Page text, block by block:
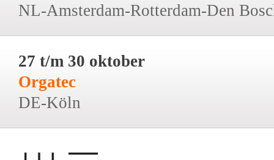
NL-Amsterdam-Rotterdam-Den
27 t/m 30 oktober
Orgatec
DE-Köln